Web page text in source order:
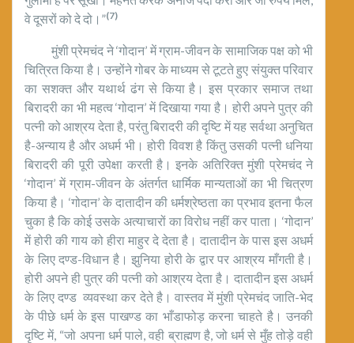
वे दूसरों को दे दो।”(7)
मुंशी प्रेमचंद ने ‘गोदान’ में ग्राम-जीवन के सामाजिक पक्ष को भी
चित्रित किया है। उन्होंने गोबर के माध्यम से टूटते हुए संयुक्त परिवार
का सशक्त और यथार्थ ढंग से किया है। इस प्रकार समाज तथा
बिरादरी का भी महत्व ‘गोदान’ में दिखाया गया है। होरी अपने पुत्र की
पत्नी को आश्रय देता है, परंतु बिरादरी की दृष्टि में यह सर्वथा अनुचित
है-अन्याय है और अधर्म भी। होरी विवश है किंतु उसकी पत्नी धनिया
बिरादरी की पूरी उपेक्षा करती है। इनके अतिरिक्त मुंशी प्रेमचंद ने
‘गोदान’ में ग्राम-जीवन के अंतर्गत धार्मिक मान्यताओं का भी चित्रण
किया है। ‘गोदान’ के दातादीन की धर्मश्रेष्ठता का प्रभाव इतना फैल
चुका है कि कोई उसके अत्याचारों का विरोध नहीं कर पाता। ‘गोदान’
में होरी की गाय को हीरा माहुर दे देता है। दातादीन के पास इस अधर्म
के लिए दण्ड-विधान है। झुनिया होरी के द्वार पर आश्रय माँगती है।
होरी अपने ही पुत्र की पत्नी को आश्रय देता है। दातादीन इस अधर्म
के लिए दण्ड व्यवस्था कर देते है। वास्तव में मुंशी प्रेमचंद जाति-भेद
के पीछे धर्म के इस पाखण्ड का भाँडाफोड़ करना चाहते है। उनकी
दृष्टि में, “जो अपना धर्म पाले, वही ब्राह्मण है, जो धर्म से मुँह तोड़े वही